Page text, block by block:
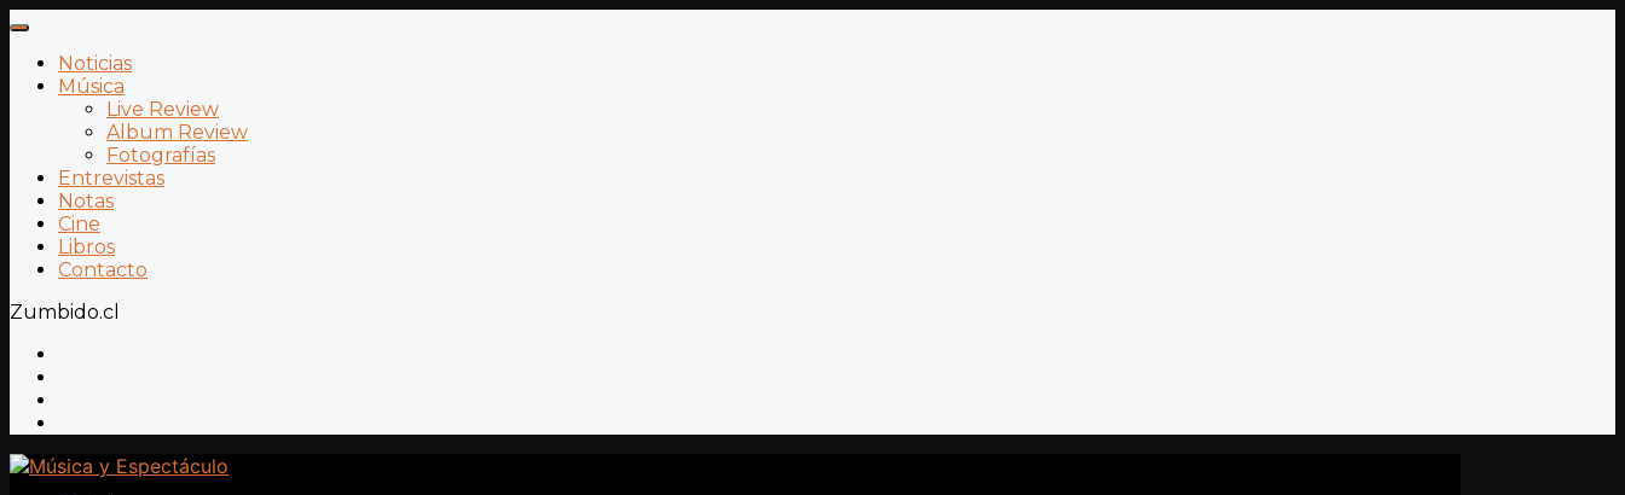
Noticias
Música
Live Review
Album Review
Fotografías
Entrevistas
Notas
Cine
Libros
Contacto
Zumbido.cl